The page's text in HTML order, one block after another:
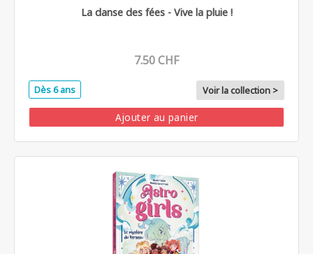
La danse des fées - Vive la pluie !
7.50 CHF
Dès 6 ans Voir la collection >
Ajouter au panier